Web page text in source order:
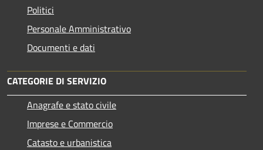
Politici
Personale Amministrativo
Documenti e dati
CATEGORIE DI SERVIZIO
Anagrafe e stato civile
Imprese e Commercio
Catasto e urbanistica